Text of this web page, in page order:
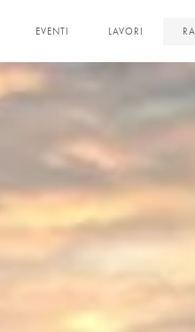
EVENTI LAVORI